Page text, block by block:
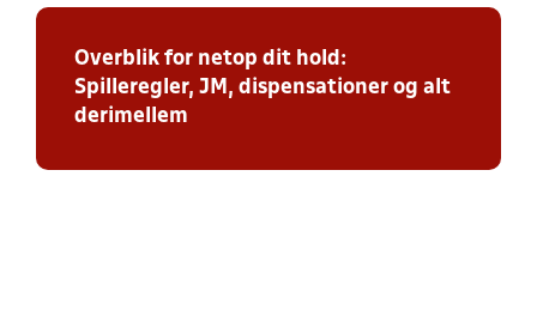
Overblik for netop dit hold:
Spilleregler, JM, dispensationer og alt
derimellem